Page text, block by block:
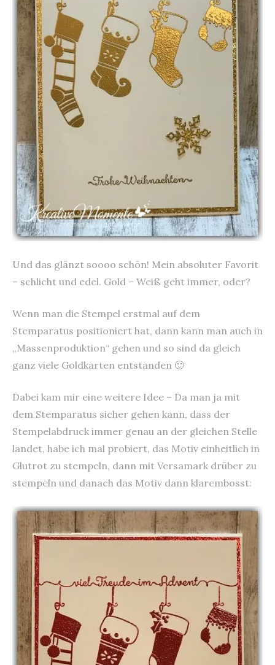
Und das glänzt soooo schön! Mein absoluter Favorit
– schlicht und edel. Gold – Weiß geht immer, oder?
Wenn man die Stempel erstmal auf dem
Stemparatus positioniert hat, dann kann man auch in
„Massenproduktion“ gehen und so sind da gleich
ganz viele Goldkarten entstanden 🙂
Dabei kam mir eine weitere Idee – Da man ja mit
dem Stemparatus sicher gehen kann, dass der
Stempelabdruck immer genau an der gleichen Stelle
landet, habe ich mal probiert, das Motiv einheitlich in
Glutrot zu stempeln, dann mit Versamark drüber zu
stempeln und danach das Motiv dann klarembosst: